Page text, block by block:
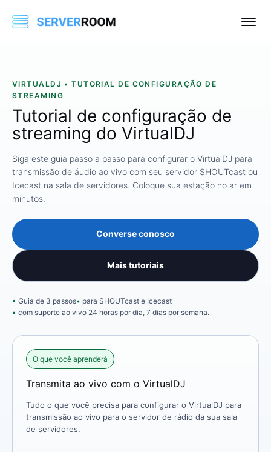
VIRTUALDJ • TUTORIAL DE CONFIGURAÇÃO DE
STREAMING
Tutorial de configuração de
streaming do VirtualDJ
Siga este guia passo a passo para configurar o VirtualDJ para
transmissão de áudio ao vivo com seu servidor SHOUTcast ou
Icecast na sala de servidores. Coloque sua estação no ar em
minutos.
Converse conosco
Mais tutoriais
Guia de 3 passos
para SHOUTcast e Icecast
com suporte ao vivo 24 horas por dia, 7 dias por semana.
O que você aprenderá
Transmita ao vivo com o VirtualDJ
Tudo o que você precisa para configurar o VirtualDJ para
transmissão ao vivo para o servidor de rádio da sua sala
de servidores.